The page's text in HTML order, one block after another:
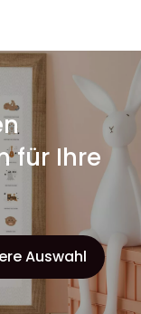
für Ihre
Auswahl